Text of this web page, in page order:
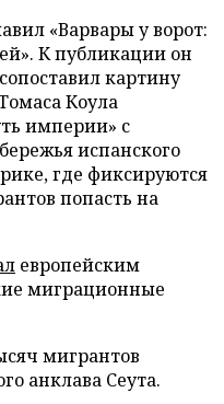
«Варвары у ворот:
К публикации он
картину
Коула
империи» с
испанского
где фиксируются
попасть на
европейским
миграционные
мигрантов
анклава Сеута.